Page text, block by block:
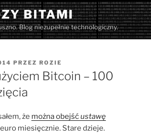
BITAMI
Blog niezupełnie technologiczny.
PRZEZ ROZIE
Bitcoin – 100
że można obejśćustawę
miesięcznie. Stare dzieje.